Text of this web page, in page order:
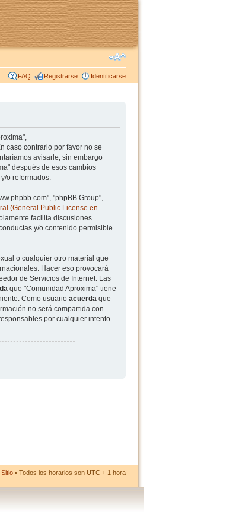
FAQ Registrarse Identificarse
caso contrario por favor no se
avisarle, sin embargo
después de esos cambios
o reformados.
"phpBB Group",
(General Public License en
facilita discusiones
y/o contenido permisible.
o cualquier otro material que
Hacer eso provocará
de Servicios de Internet. Las
que "Comunidad Aproxima" tiene
Como usuario acuerdaque
no será compartida con
por cualquier intento
• Todos los horarios son UTC + 1 hora